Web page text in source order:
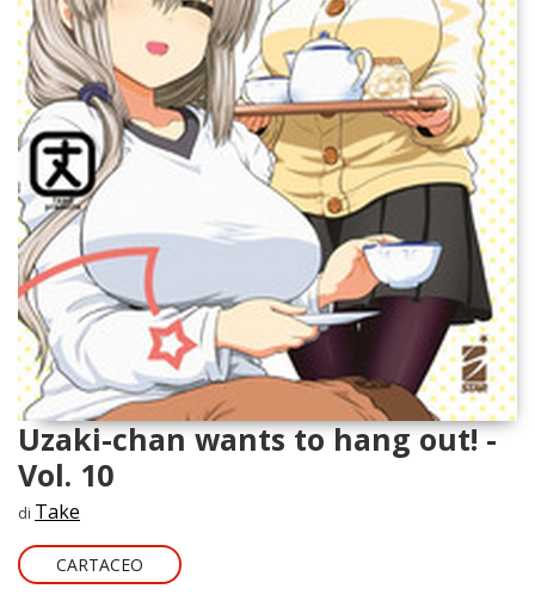
Uzaki-chan wants to hang out! -
Vol. 10
di Take
CARTACEO